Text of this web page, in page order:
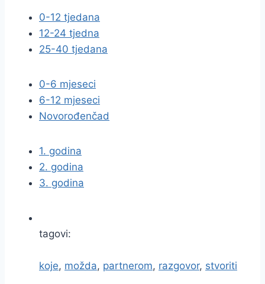
0-12 tjedana
12-24 tjedna
25-40 tjedana
0-6 mjeseci
6-12 mjeseci
Novorođenčad
1. godina
2. godina
3. godina
tagovi:
koje, možda, partnerom, razgovor, stvoriti